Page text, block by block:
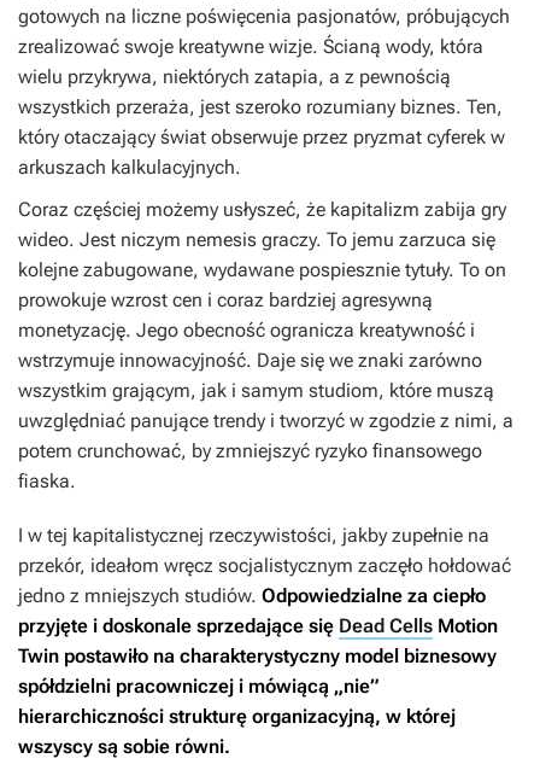
gotowych na liczne poświęcenia pasjonatów, próbujących
zrealizować swoje kreatywne wizje. Ścianą wody, która
wielu przykrywa, niektórych zatapia, a z pewnością
wszystkich przeraża, jest szeroko rozumiany biznes. Ten,
który otaczający świat obserwuje przez pryzmat cyferek w
arkuszach kalkulacyjnych.
Coraz częściej możemy usłyszeć, że kapitalizm zabija gry
wideo. Jest niczym nemesis graczy. To jemu zarzuca się
kolejne zabugowane, wydawane pospiesznie tytuły. To on
prowokuje wzrost cen i coraz bardziej agresywną
monetyzację. Jego obecność ogranicza kreatywność i
wstrzymuje innowacyjność. Daje się we znaki zarówno
wszystkim grającym, jak i samym studiom, które muszą
uwzględniać panujące trendy i tworzyć w zgodzie z nimi, a
potem crunchować, by zmniejszyć ryzyko finansowego
fiaska.
I w tej kapitalistycznej rzeczywistości, jakby zupełnie na
przekór, ideałom wręcz socjalistycznym zaczęło hołdować
jedno z mniejszych studiów. Odpowiedzialne za ciepło
przyjęte i doskonale sprzedające się Dead Cells Motion
Twin postawiło na charakterystyczny model biznesowy
spółdzielni pracowniczej i mówiącą „nie”
hierarchiczności strukturę organizacyjną, w której
wszyscy są sobie równi.